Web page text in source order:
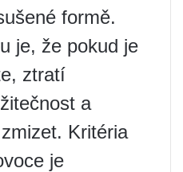
formě.
je, že pokud je
ztratí
a
Kritéria
je